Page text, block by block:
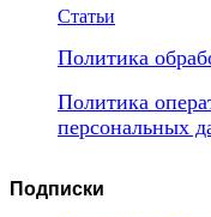
Статьи
Политика
Политика
персональных
Подписки